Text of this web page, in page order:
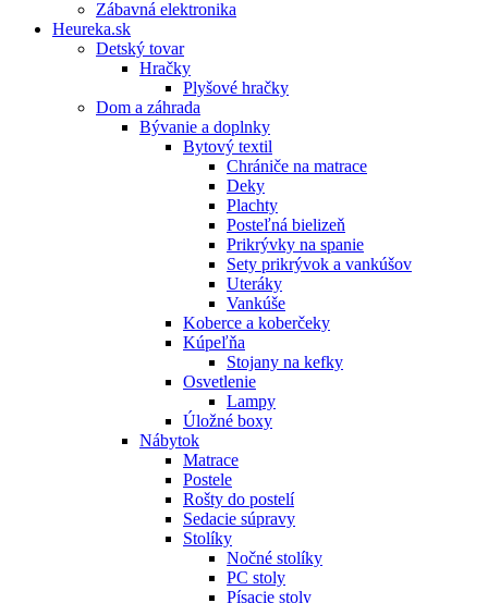
Zábavná elektronika
Heureka.sk
Detský tovar
Hračky
Plyšové hračky
Dom a záhrada
Bývanie a doplnky
Bytový textil
Chrániče na matrace
Deky
Plachty
Posteľná bielizeň
Prikrývky na spanie
Sety prikrývok a vankúšov
Uteráky
Vankúše
Koberce a koberčeky
Kúpeľňa
Stojany na kefky
Osvetlenie
Lampy
Úložné boxy
Nábytok
Matrace
Postele
Rošty do postelí
Sedacie súpravy
Stolíky
Nočné stolíky
PC stoly
Písacie stoly